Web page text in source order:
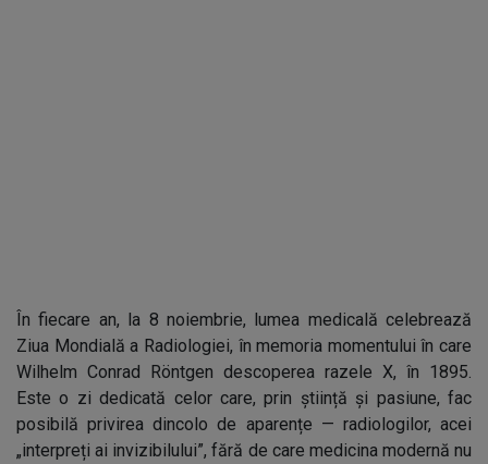
În fiecare an, la 8 noiembrie, lumea medicală celebrează
Ziua Mondială a Radiologiei, în memoria momentului în care
Wilhelm Conrad Röntgen descoperea razele X, în 1895.
Este o zi dedicată celor care, prin știință și pasiune, fac
posibilă privirea dincolo de aparențe — radiologilor, acei
„interpreți ai invizibilului”, fără de care medicina modernă nu